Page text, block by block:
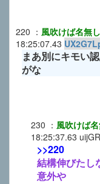
220 ： 風吹けば名無
18:25:07.43
まあ別にキモい
がな
230 ： 風吹けば
18:25:37.63
>>220
結構伸びたし
意外や